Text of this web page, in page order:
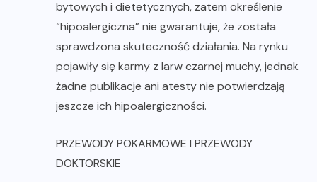
bytowych i dietetycznych, zatem określenie
“hipoalergiczna” nie gwarantuje, że została
sprawdzona skuteczność działania. Na rynku
pojawiły się karmy z larw czarnej muchy, jednak
żadne publikacje ani atesty nie potwierdzają
jeszcze ich hipoalergiczności.
PRZEWODY POKARMOWE I PRZEWODY
DOKTORSKIE